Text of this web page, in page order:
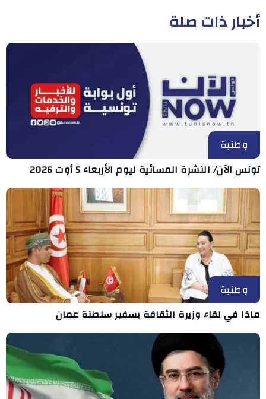
أخبار ذات صلة
وطنية
تونس الآن/ النشرة المسائية ليوم الأربعاء 5 أوت 2026
وطنية
ماذا في لقاء وزيرة الثقافة بسفير سلطنة عمان